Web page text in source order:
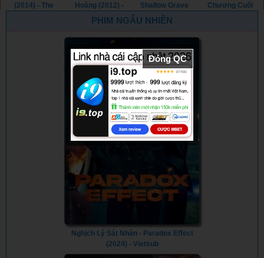
(2014) - The
Hoàng (2012) -
Premium Rush
Shallow Grave
(0)
Chương Cuối
PHIM NGẪU NHIÊN
Nghịch Lý Sát Nhân - Paradox Effect
(2024) - Vietsub
Đóng QC